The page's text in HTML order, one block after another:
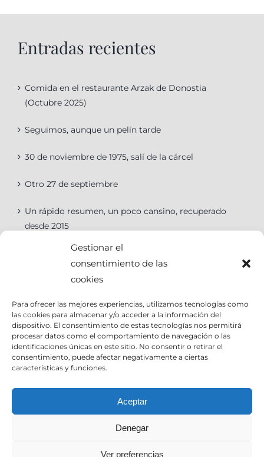
Gestionar el
consentimiento de las
cookies
Para ofrecer las mejores experiencias, utilizamos tecnologías como
las cookies para almacenar y/o acceder a la información del
dispositivo. El consentimiento de estas tecnologías nos permitirá
procesar datos como el comportamiento de navegación o las
identificaciones únicas en este sitio. No consentir o retirar el
consentimiento, puede afectar negativamente a ciertas
características y funciones.
Aceptar
Denegar
Ver preferencias
Entradas recientes
Comida en el restaurante Arzak de Donostia
(Octubre 2025)
Seguimos, aunque un pelín tarde
30 de noviembre de 1975, salí de la cárcel
Otro 27 de septiembre
Un rápido resumen, un poco cansino, recuperado
desde 2015
Categorías
Categorías
Contact Info
info@joseantoniocruz.com
web y posicionamiento pamplona: EOSERON.es